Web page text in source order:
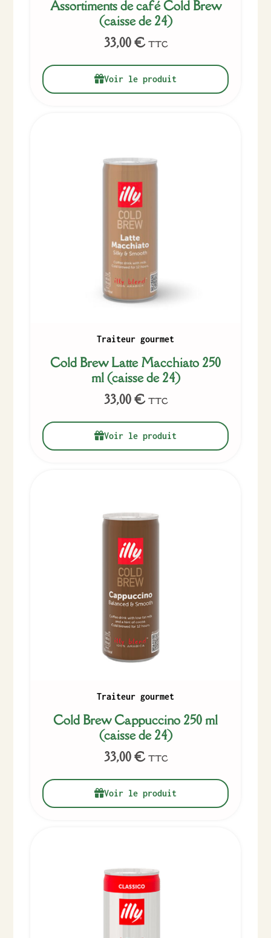
Assortiments de café Cold Brew
(caisse de 24)
33,00€ TTC
Voir le produit
Traiteur gourmet
Cold Brew Latte Macchiato 250
ml (caisse de 24)
33,00€ TTC
Voir le produit
Traiteur gourmet
Cold Brew Cappuccino 250 ml
(caisse de 24)
33,00€ TTC
Voir le produit